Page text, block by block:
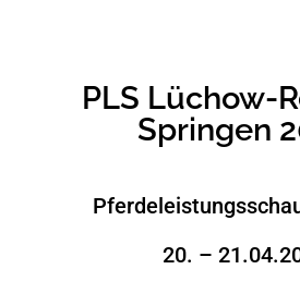
PLS Lüchow-
Springen
20. –